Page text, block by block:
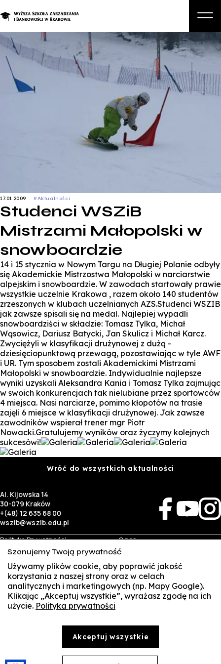
O nas
Studia
Studia podyplomowe i kursy
17.01.2009 #Aktualności
Studenci WSZiB
Mistrzami Małopolski w
snowboardzie
14 i 15 stycznia w Nowym Targu na Długiej Polanie odbyły
się Akademickie Mistrzostwa Małopolski w narciarstwie
alpejskim i snowboardzie. W zawodach startowały prawie
wszystkie uczelnie Krakowa , razem około 140 studentów
zrzeszonych w klubach uczelnianych AZS.Studenci WSZIB
jak zawsze spisali się na medal. Najlepiej wypadli
snowboardziści w składzie: Tomasz Tylka, Michał
Wąsowicz, Dariusz Batycki, Jan Skulicz i Michał Karcz.
Zwyciężyli w klasyfikacji drużynowej z dużą -
dziesięciopunktową przewagą, pozostawiając w tyle AWF
i UR. Tym sposobem zostali Akademickimi Mistrzami
Małopolski w snowboardzie. Indywidualnie najlepsze
wyniki uzyskali Aleksandra Kania i Tomasz Tylka zajmując
w swoich konkurencjach tak nielubiane przez sportowców
4 miejsca. Nasi narciarze, pomimo kłopotów na trasie
zajęli 6 miejsce w klasyfikacji drużynowej. Jak zawsze
zawodników wspierał trener mgr Piotr
Nowacki.Gratulujemy wyników oraz życzymy kolejnych
sukcesówi!
Wróć do wszystkich aktualności
Al. Kijowska 14
30-079 Kraków
+(48) 12 635 68 00
wszib@wszib.edu.pl
Polityka Prywatności
RODO
Identyfikacja wizualna
O nas
Rekrutacja
Studia
Kontakt
Biznes
Wynajem sal
Targi pracy
Student
Multis Multum
Treści zawarte na stronie www.wszib.edu.pl oraz jej podstronach stanowią, o ile nie wskazano
części: kopiowania, reprodukowania, modyfikowania, dystrybuowania, publikowania,
Szanujemy Twoją prywatność
Używamy plików cookie, aby poprawić jakość
korzystania z naszej strony oraz w celach
analitycznych i marketingowych (np. Mapy Google).
Klikając „Akceptuj wszystkie”, wyrażasz zgodę na ich
użycie. Polityka prywatności
Akceptuj wszystkie